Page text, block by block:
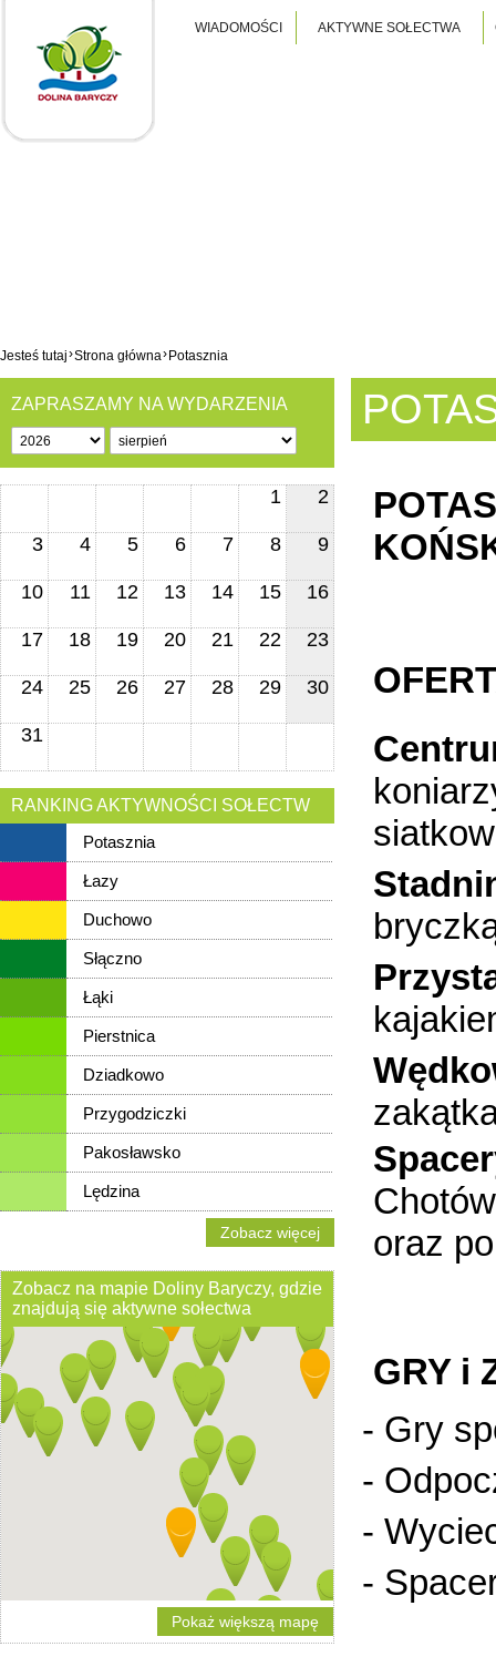
WIADOMOŚCI AKTYWNE SOŁECTWA
Jesteś tutaj›Strona główna›Potasznia
ZAPRASZAMY NA WYDARZENIA
1 2
3 4 5 6 7 8 9
10 11 12 13 14 15 16
17 18 19 20 21 22 23
24 25 26 27 28 29 30
31
RANKING AKTYWNOŚCI SOŁECTW
Potasznia
Łazy
Duchowo
Słączno
Łąki
Pierstnica
Dziadkowo
Przygodziczki
Pakosławsko
Lędzina
Zobacz więcej
Zobacz na mapie Doliny Baryczy, gdzie
znajdują się aktywne sołectwa
Pokaż większą mapę
oraz
GRY i
- Gry
-
-
-